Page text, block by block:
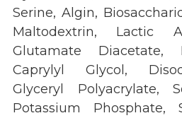
Serine, Algin,
Maltodextrin, Lactic
Glutamate Diacetate,
Caprylyl Glycol,
Glyceryl Polyacrylate,
Potassium Phosphate,